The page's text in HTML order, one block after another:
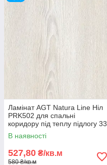
Ламінат AGT Natura Line Ніл
PRK502 для спальні
коридору під теплу підлогу 33
клас 8 мм товщина з фаскою
В наявності
527,80 ₴/кв.м
580 ₴/кв.м